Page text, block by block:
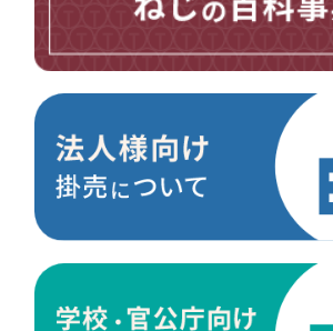
その他ねじ
電材・設備
切削工具
ケミカル製品